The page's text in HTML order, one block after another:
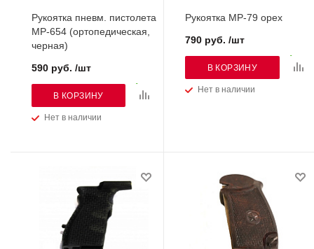
Рукоятка пневм. пистолета
МР-654 (ортопедическая,
черная)
Нет в наличии
590 руб. /шт
В КОРЗИНУ
Рукоятка МР-79 орех
Нет в наличии
790 руб. /шт
В КОРЗИНУ